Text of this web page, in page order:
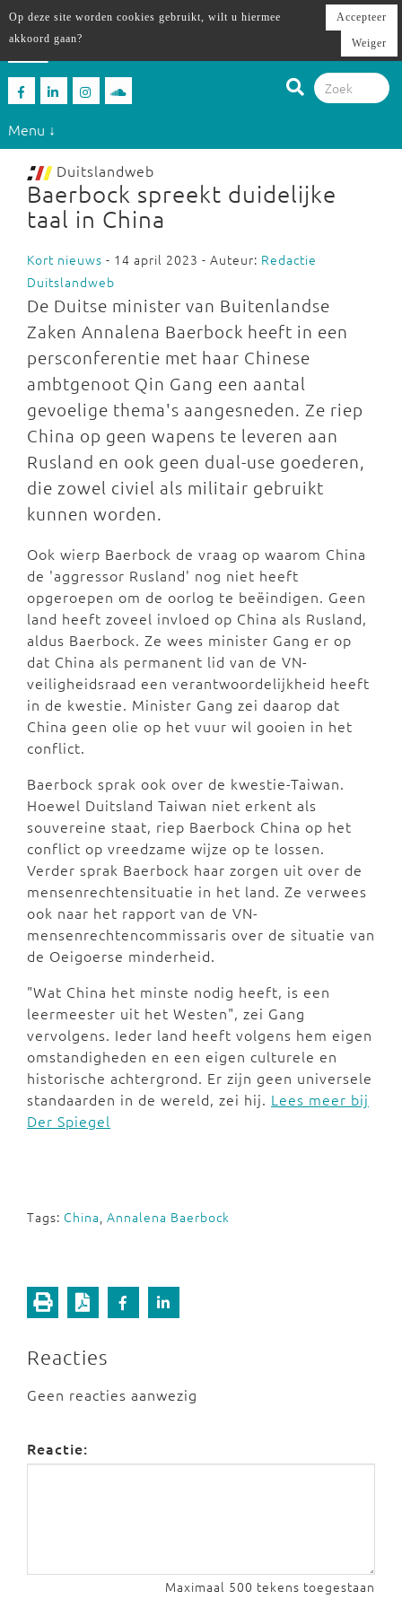
Menu ↓
Duitslandweb
Baerbock spreekt duidelijke
taal in China
Kort nieuws - 14 april 2023 - Auteur: Redactie
Duitslandweb
De Duitse minister van Buitenlandse
Zaken Annalena Baerbock heeft in een
persconferentie met haar Chinese
ambtgenoot Qin Gang een aantal
gevoelige thema's aangesneden. Ze riep
China op geen wapens te leveren aan
Rusland en ook geen dual-use goederen,
die zowel civiel als militair gebruikt
kunnen worden.
Ook wierp Baerbock de vraag op waarom China
de 'aggressor Rusland' nog niet heeft
opgeroepen om de oorlog te beëindigen. Geen
land heeft zoveel invloed op China als Rusland,
aldus Baerbock. Ze wees minister Gang er op
dat China als permanent lid van de VN-
veiligheidsraad een verantwoordelijkheid heeft
in de kwestie. Minister Gang zei daarop dat
China geen olie op het vuur wil gooien in het
conflict.
Baerbock sprak ook over de kwestie-Taiwan.
Hoewel Duitsland Taiwan niet erkent als
souvereine staat, riep Baerbock China op het
conflict op vreedzame wijze op te lossen.
Verder sprak Baerbock haar zorgen uit over de
mensenrechtensituatie in het land. Ze verwees
ook naar het rapport van de VN-
mensenrechtencommissaris over de situatie van
de Oeigoerse minderheid.
"Wat China het minste nodig heeft, is een
leermeester uit het Westen", zei Gang
vervolgens. Ieder land heeft volgens hem eigen
omstandigheden en een eigen culturele en
historische achtergrond. Er zijn geen universele
standaarden in de wereld, zei hij. Lees meer bij
Der Spiegel
Tags: China, Annalena Baerbock
Reacties
Geen reacties aanwezig
Reactie:
Maximaal 500 tekens toegestaan
Op deze site worden cookies gebruikt, wilt u hiermee
akkoord gaan?
Accepteer
Weiger